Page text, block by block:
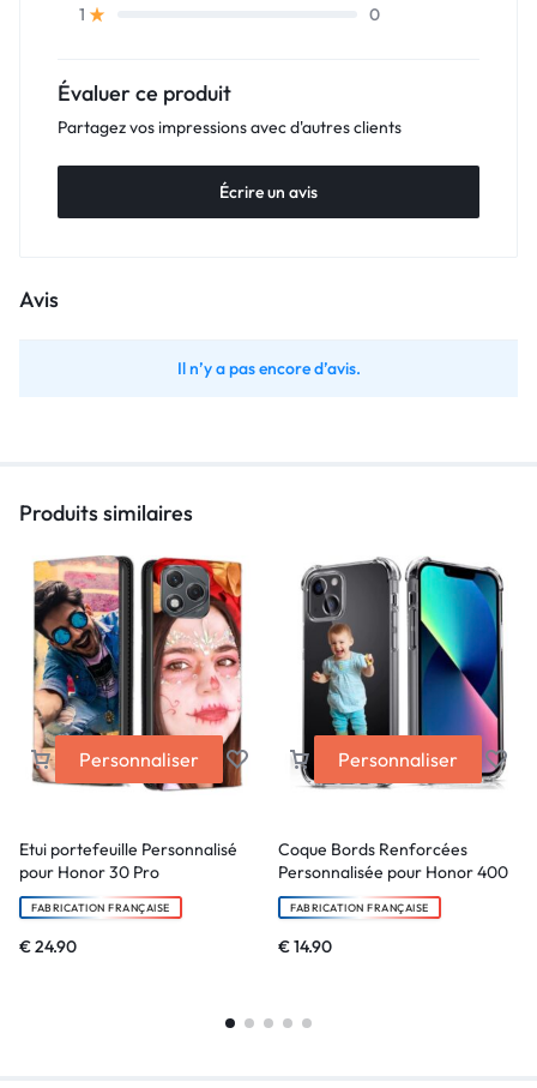
1
0
Évaluer ce produit
Partagez vos impressions avec d'autres clients
Écrire un avis
Avis
Il n’y a pas encore d’avis.
Produits similaires
Personnaliser
Etui portefeuille Personnalisé
pour Honor 30 Pro
FABRICATION FRANÇAISE
€24.90
Personnaliser
Coque Bords Renforcées
Personnalisée pour Honor 400
FABRICATION FRANÇAISE
€14.90